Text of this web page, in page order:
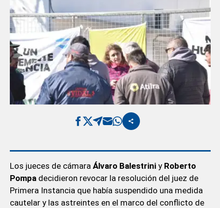
Los jueces de cámara Álvaro Balestriniy Roberto
Pompadecidieron revocar la resolución del juez de
Primera Instancia que había suspendido una medida
cautelar y las astreintes en el marco del conflicto de